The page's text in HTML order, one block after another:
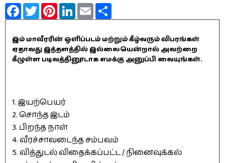
FacebookTwitterPinterestLinkedInEmail
இம் மாவீரரின் ஒளிப்படம் மற்றும் கீழ்வரும் விபரங்கள்
ஏதாவது இத்தளத்தில் இல்லையென்றால் அவற்றை
கீழுள்ள படிவத்தினூடாக எமக்கு அனுப்பி வையுங்கள்.
1. இயற்பெயர்
2. சொந்த இடம்
3. பிறந்த நாள்
4. வீரச்சாவடைந்த சம்பவம்
5. வித்துடல் விதைக்கப்பட்ட / நினைவுக்கல்